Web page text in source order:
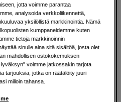
jo vuodesta
jo yli 40 vuoden ajan
visioitaan.
ja tuotteita
äänen, videokuvauksen ja
jotta voimme parantaa
analysoida verkkoliikennettä,
yksilöllistä markkinointia. Nämä
kumppaneidemme kuten
tietoja markkinoinnin
sinulle aina sitä sisältöä, josta olet
mahdollisen ostokokemuksen
voimme jatkossakin tarjota
tarjouksia, jotka on räätälöity juuri
milloin tahansa.